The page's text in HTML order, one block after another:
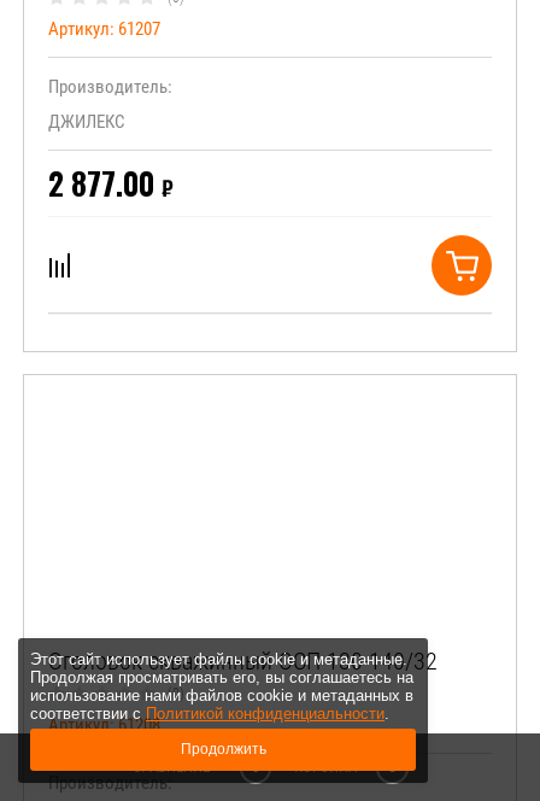
Артикул: 61207
Производитель:
ДЖИЛЕКС
2 877.00 ₽
Оголовок скважинный ОСП 130-140/32
(0)
Артикул:61208
Производитель:
Этот сайт использует файлы cookie и метаданные.
Продолжая просматривать его, вы соглашаетесь на
использование нами файлов cookie и метаданных в
соответствии с Политикой конфиденциальности.
Продолжить